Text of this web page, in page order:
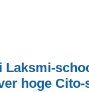
Laksmi-
hoge